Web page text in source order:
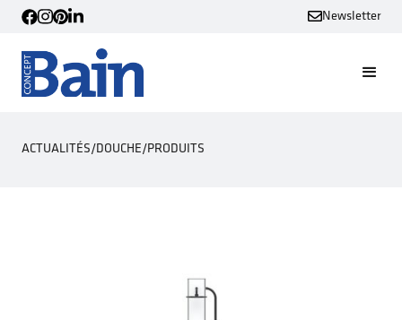
Newsletter
ACTUALITÉS/DOUCHE/PRODUITS